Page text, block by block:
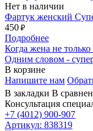
Нет в наличии
Фартук женский
450 ₽
Подробнее
Когда жена не
Одним словом -
В корзине
Напишите нам
В закладки В
Консультация
+7 (4012) 900-907
Артикул: 838319